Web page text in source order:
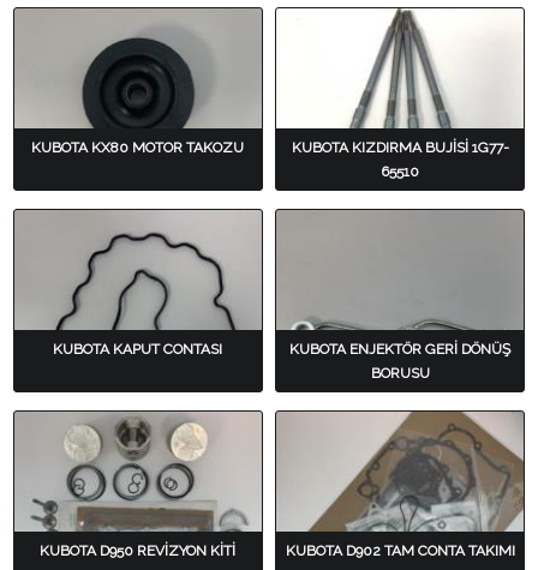
KUBOTA KX80 MOTOR TAKOZU
KUBOTA KIZDIRMA BUJİSİ 1G77-
65510
KUBOTA KAPUT CONTASI
KUBOTA ENJEKTÖR GERİ DÖNÜŞ
BORUSU
KUBOTA D950 REVİZYON KİTİ KUBOTA D902 TAM CONTA TAKIMI